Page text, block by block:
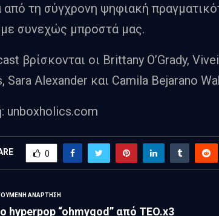
από τη σύγχρονη ψηφιακή
συνεχώς μπροστά μας.
βρίσκονται οι Brittany O’Grady,
Sara Alexander και Camila Bejarano
unboxholics.com
0
ΑΝΆΡΤΗΣΗ
hyperpop “ohmygod” από TEO.x3